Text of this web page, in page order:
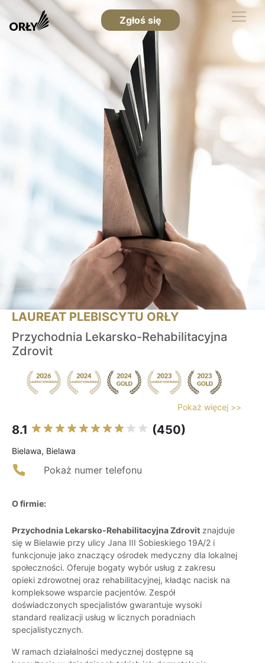
Zgłoś się
LAUREAT PLEBISCYTU ORŁY
Przychodnia Lekarsko-Rehabilitacyjna
Zdrovit
Pokaż więcej >>
8.1 (450)
Bielawa, Bielawa
Pokaż numer telefonu
O firmie:
Przychodnia Lekarsko-Rehabilitacyjna Zdrovit znajduje
się w Bielawie przy ulicy Jana III Sobieskiego 19A/2 i
funkcjonuje jako znaczący ośrodek medyczny dla lokalnej
społeczności. Oferuje bogaty wybór usług z zakresu
opieki zdrowotnej oraz rehabilitacyjnej, kładąc nacisk na
kompleksowe wsparcie pacjentów. Zespół
doświadczonych specjalistów gwarantuje wysoki
standard realizacji usług w licznych poradniach
specjalistycznych.
W ramach działalności medycznej dostępne są